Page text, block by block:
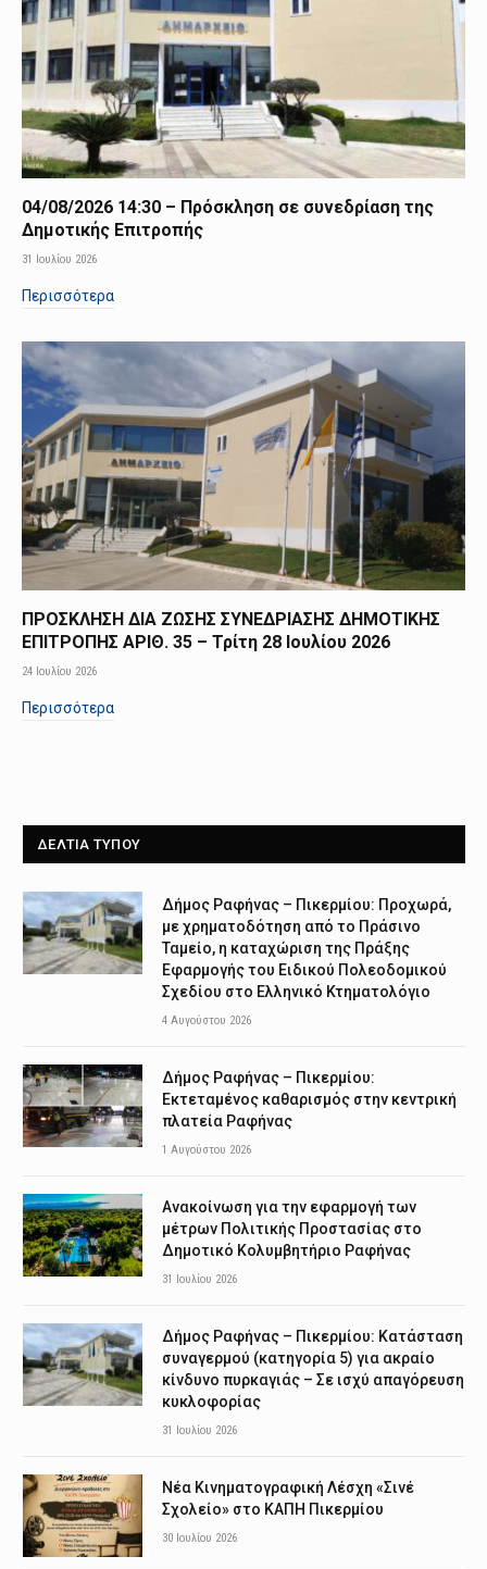
04/08/2026 14:30 – Πρόσκληση σε συνεδρίαση της
Δημοτικής Επιτροπής
31 Ιουλίου 2026
Περισσότερα
ΠΡΟΣΚΛΗΣΗ ΔΙΑ ΖΩΣΗΣ ΣΥΝΕΔΡΙΑΣΗΣ ΔΗΜΟΤΙΚΗΣ
ΕΠΙΤΡΟΠΗΣ ΑΡΙΘ. 35 – Τρίτη 28 Ιουλίου 2026
24 Ιουλίου 2026
Περισσότερα
ΔΕΛΤΙΑ ΤΥΠΟΥ
Δήμος Ραφήνας – Πικερμίου: Προχωρά,
με χρηματοδότηση από το Πράσινο
Ταμείο, η καταχώριση της Πράξης
Εφαρμογής του Ειδικού Πολεοδομικού
Σχεδίου στο Ελληνικό Κτηματολόγιο
4 Αυγούστου 2026
Δήμος Ραφήνας – Πικερμίου:
Εκτεταμένος καθαρισμός στην κεντρική
πλατεία Ραφήνας
1 Αυγούστου 2026
Ανακοίνωση για την εφαρμογή των
μέτρων Πολιτικής Προστασίας στο
Δημοτικό Κολυμβητήριο Ραφήνας
31 Ιουλίου 2026
Δήμος Ραφήνας – Πικερμίου: Κατάσταση
συναγερμού (κατηγορία 5) για ακραίο
κίνδυνο πυρκαγιάς – Σε ισχύ απαγόρευση
κυκλοφορίας
31 Ιουλίου 2026
Νέα Κινηματογραφική Λέσχη «Σινέ
Σχολείο» στο ΚΑΠΗ Πικερμίου
30 Ιουλίου 2026